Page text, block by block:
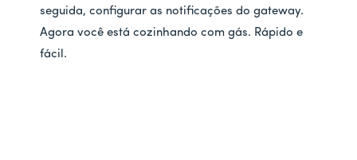
seguida, configurar as notificações do gateway.
Agora você está cozinhando com gás. Rápido e
fácil.